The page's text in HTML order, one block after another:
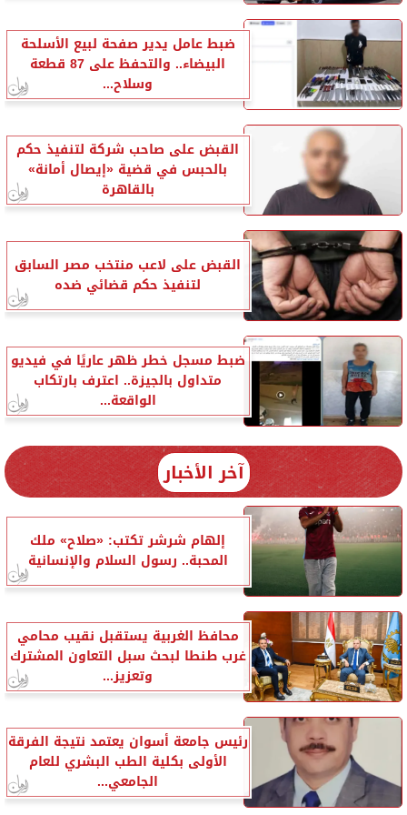
ضبط عامل يدير صفحة لبيع الأسلحة
البيضاء.. والتحفظ على 87 قطعة
وسلاح...
القبض على صاحب شركة لتنفيذ حكم
بالحبس في قضية «إيصال أمانة»
بالقاهرة
القبض على لاعب منتخب مصر السابق
لتنفيذ حكم قضائي ضده
ضبط مسجل خطر ظهر عاريًا في فيديو
متداول بالجيزة.. اعترف بارتكاب
الواقعة...
آخر الأخبار
إلهام شرشر تكتب: «صلاح» ملك
المحبة.. رسول السلام والإنسانية
محافظ الغربية يستقبل نقيب محامي
غرب طنطا لبحث سبل التعاون المشترك
وتعزيز...
رئيس جامعة أسوان يعتمد نتيجة الفرقة
الأولى بكلية الطب البشري للعام
الجامعي...